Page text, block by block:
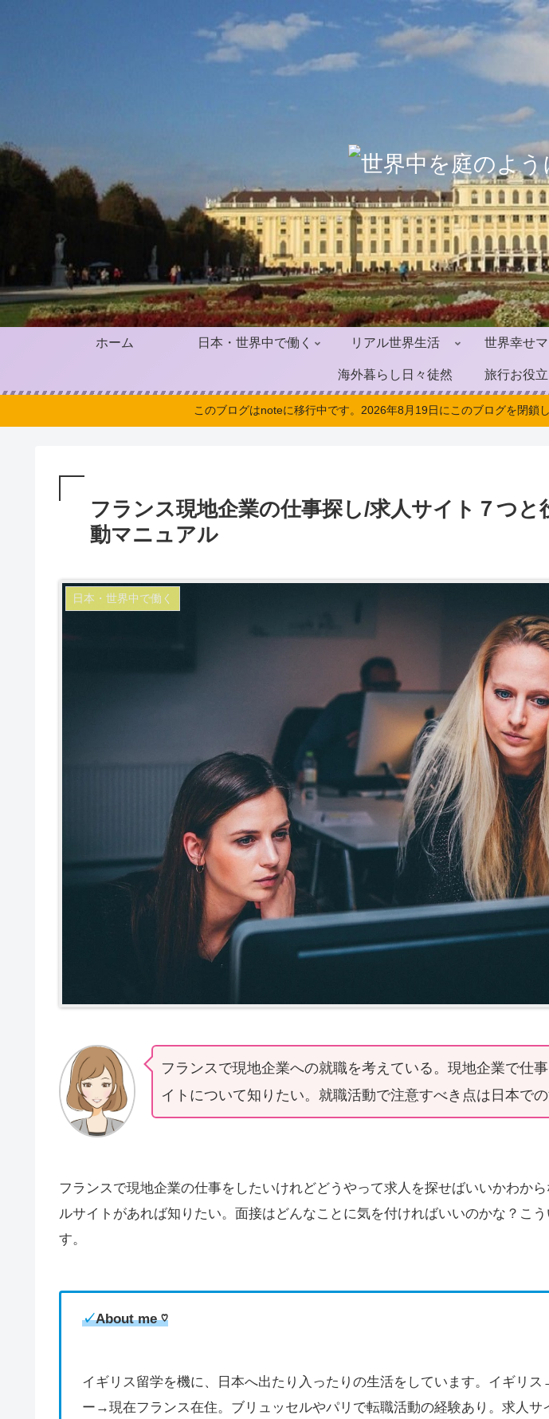
ホーム 日本・世界中で働く リアル世界生活 世界幸せ
海外暮らし日々徒然 旅行お役
このブログはnoteに移行中です。2026年8月19日にこのブログを閉
フランス現地企業の仕事探し/求人サイト７つと
動マニュアル
日本・世界中で働く
フランスで現地企業への就職を考えている。現地企業で仕
イトについて知りたい。就職活動で注意すべき点は日本で
フランスで現地企業の仕事をしたいけれどどうやって求人を探せばいいかわか
ルサイトがあれば知りたい。面接はどんなことに気を付ければいいのかな？こ
す。
✓About me ♡
イギリス留学を機に、日本へ出たり入ったりの生活をしています。イギリ
ー→現在フランス在住。ブリュッセルやパリで転職活動の経験あり。求人サ